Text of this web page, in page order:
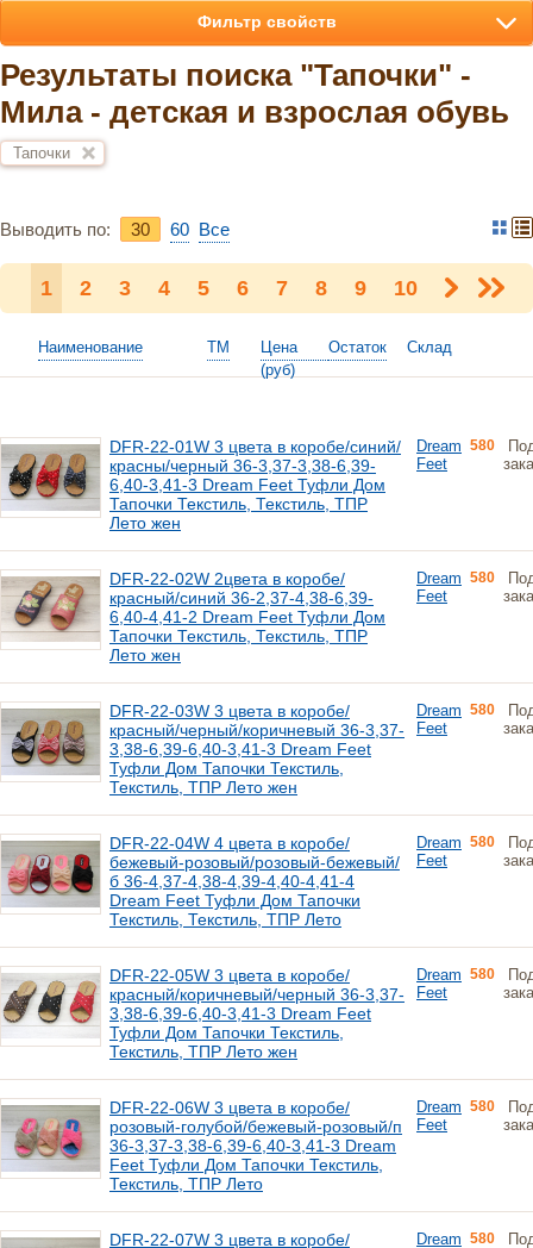
Результаты поиска "Тапочки" -
Мила - детская и взрослая обувь
Тапочки
Выводить по: 30 60 Bce
1 2 3 4 5 6 7 8 9 10
Наименование ТМ
Цена
(руб)
Остаток Склад
DFR-22-01W 3 цвета в коробе/синий/
красны/черный 36-3,37-3,38-6,39-
6,40-3,41-3 Dream Feet Туфли Дом
Тапочки Текстиль, Текстиль, ТПР
Лето жен
Dream
Feet
580
DFR-22-02W 2цвета в коробе/
красный/синий 36-2,37-4,38-6,39-
6,40-4,41-2 Dream Feet Туфли Дом
Тапочки Текстиль, Текстиль, ТПР
Лето жен
Dream
Feet
580
DFR-22-03W 3 цвета в коробе/
красный/черный/коричневый 36-3,37-
3,38-6,39-6,40-3,41-3 Dream Feet
Туфли Дом Тапочки Текстиль,
Текстиль, ТПР Лето жен
Dream
Feet
580
DFR-22-04W 4 цвета в коробе/
бежевый-розовый/розовый-бежевый/
б 36-4,37-4,38-4,39-4,40-4,41-4
Dream Feet Туфли Дом Тапочки
Текстиль, Текстиль, ТПР Лето
Dream
Feet
580
DFR-22-05W 3 цвета в коробе/
красный/коричневый/черный 36-3,37-
3,38-6,39-6,40-3,41-3 Dream Feet
Туфли Дом Тапочки Текстиль,
Текстиль, ТПР Лето жен
Dream
Feet
580
DFR-22-06W 3 цвета в коробе/
розовый-голубой/бежевый-розовый/п
36-3,37-3,38-6,39-6,40-3,41-3 Dream
Feet Туфли Дом Тапочки Текстиль,
Текстиль, ТПР Лето
Dream
Feet
580
DFR-22-07W 3 цвета в коробе/ Dream 580
Фильтр свойств